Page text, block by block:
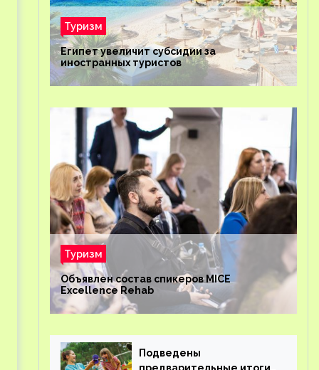
Туризм
Египет увеличит субсидии за
иностранных туристов
Туризм
Объявлен состав спикеров MICE
Excellence Rehab
Подведены